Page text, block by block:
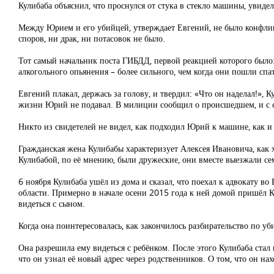
Кулибаба объяснил, что проснулся от стука в стекло машины,
Между Юрием и его убийцей, утверждает Евгений, не было
споров, ни драк, ни потасовок не было.
Тот самый начальник поста ГИБДД, первой реакцией которого
алкогольного опьянения – более сильного, чем когда они пошли
Евгений плакал, держась за голову, и твердил: «Что он наделал!»,
жизни Юрий не подавал. В милиции сообщил о происшедшем, и с
Никто из свидетелей не видел, как подходил Юрий к машине, как и
Гражданская жена Кулибабы характеризует Алексея Ивановича,
Кулибабой, по её мнению, были дружеские, они вместе выезжали
6 ноября Кулибаба ушёл из дома и сказал, что поехал к адвокату
области. Примерно в начале осени 2015 года к ней домой пришёл
видеться с сыном.
Когда она поинтересовалась, как закончилось разбирательство
Она разрешила ему видеться с ребёнком. После этого Кулибаба
что он узнал её новый адрес через родственников. О том, что он